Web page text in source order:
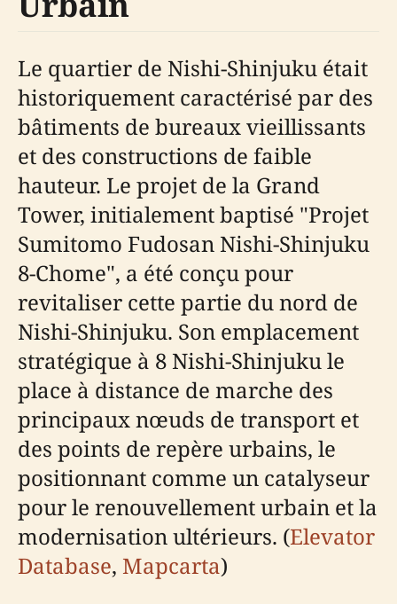
Le quartier de Nishi-Shinjuku était
historiquement caractérisé par des
bâtiments de bureaux vieillissants
et des constructions de faible
hauteur. Le projet de la Grand
Tower, initialement baptisé "Projet
Sumitomo Fudosan Nishi-Shinjuku
8-Chome", a été conçu pour
revitaliser cette partie du nord de
Nishi-Shinjuku. Son emplacement
stratégique à 8 Nishi-Shinjuku le
place à distance de marche des
principaux nœuds de transport et
des points de repère urbains, le
positionnant comme un catalyseur
pour le renouvellement urbain et la
modernisation ultérieurs. (Elevator
Database, Mapcarta)